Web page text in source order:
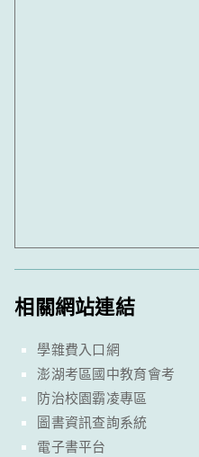
相關網站連結
學雜費入口網
澎湖考區國中教育會考
防治校園霸凌專區
圖書資訊查詢系統
電子書平台